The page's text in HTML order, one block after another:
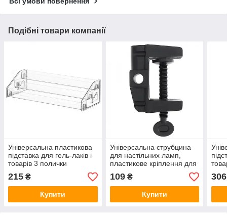
Подібні товари компанії
Універсальна пластикова
підставка для гель-лаків і
товарів 3 полички
215 ₴
Купити
Універсальна струбцина
для настільних ламп,
пластикове кріплення для
настільних ламп і
світильників
109₴
Купити
306